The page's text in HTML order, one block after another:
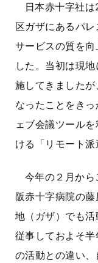
日本赤十字社は
区ガザにあるパ
サービスの質を
した。当初は現
施してきましたが
なったことをき
ェブ会議ツール
ける「リモート派
今年の２月か
阪赤十字病院の藤
地（ガザ）でも
従事しておよそ
の活動との違い、